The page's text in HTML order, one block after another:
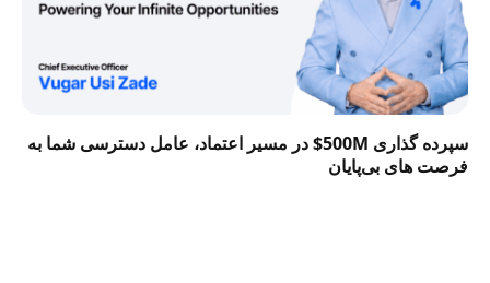
سپرده گذاری 500M$ در مسیر اعتماد، عامل دسترسی شما به
فرصت‌ های بی‌پایان